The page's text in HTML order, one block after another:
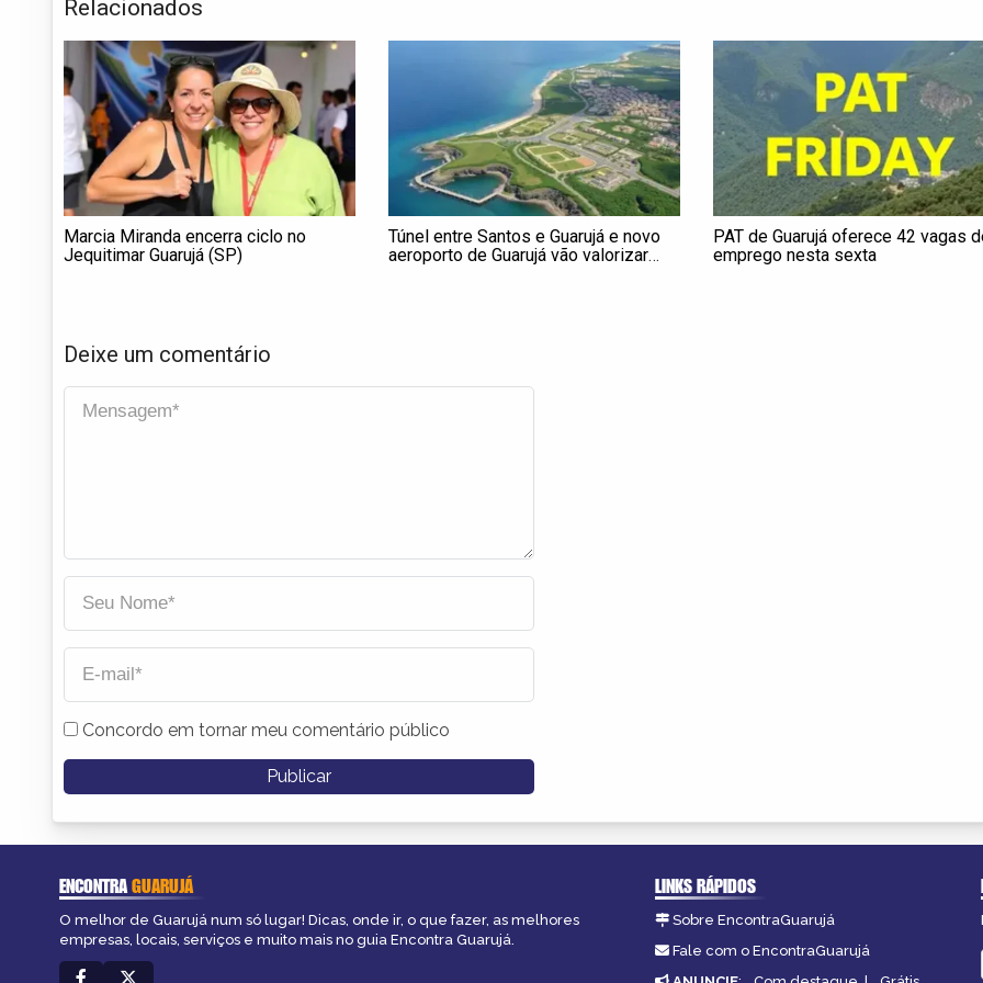
Relacionados
Marcia Miranda encerra ciclo no
Jequitimar Guarujá (SP)
Túnel entre Santos e Guarujá e novo
aeroporto de Guarujá vão valorizar
PAT de Guarujá oferece 42 vagas
emprego nesta sexta
Deixe um comentário
Concordo em tornar meu comentário público
ENCONTRAGUARUJÁ
O melhor de Guarujá num só lugar! Dicas, onde ir, o que fazer, as melhores
empresas, locais, serviços e muito mais no guia Encontra Guarujá.
LINKS RÁPIDOS
Sobre EncontraGuarujá
Fale com o EncontraGuarujá